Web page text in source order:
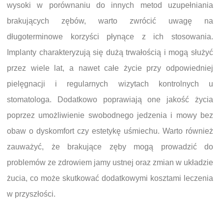
wysoki w porównaniu do innych metod uzupełniania
brakujących zębów, warto zwrócić uwagę na
długoterminowe korzyści płynące z ich stosowania.
Implanty charakteryzują się dużą trwałością i mogą służyć
przez wiele lat, a nawet całe życie przy odpowiedniej
pielęgnacji i regularnych wizytach kontrolnych u
stomatologa. Dodatkowo poprawiają one jakość życia
poprzez umożliwienie swobodnego jedzenia i mowy bez
obaw o dyskomfort czy estetykę uśmiechu. Warto również
zauważyć, że brakujące zęby mogą prowadzić do
problemów ze zdrowiem jamy ustnej oraz zmian w układzie
żucia, co może skutkować dodatkowymi kosztami leczenia
w przyszłości.